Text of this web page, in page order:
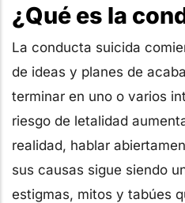
¿Qué es la
La conducta suicida
de ideas y planes de
terminar en uno o varios
riesgo de letalidad
realidad, hablar
sus causas sigue siendo
estigmas, mitos y tabúes